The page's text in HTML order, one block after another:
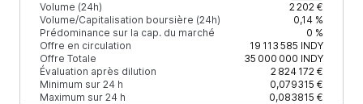
Volume (24h)
2 202 €
Volume/Capitalisation boursière (24h)
0,14 %
Prédominance sur la cap. du marché
0 %
Offre en circulation
19 113 585 INDY
Offre Totale
35 000 000 INDY
Évaluation après dilution
2 824 172 €
Minimum sur 24 h
0,079315 €
Maximum sur 24 h
0,083815 €